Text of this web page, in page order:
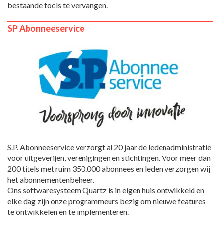
bestaande tools te vervangen.
SP Abonneeservice
S.P. Abonneeservice verzorgt al 20 jaar de ledenadministratie
voor uitgeverijen, verenigingen en stichtingen. Voor meer dan
200 titels met ruim 350.000 abonnees en leden verzorgen wij
het abonnementenbeheer.
Ons softwaresysteem Quartz is in eigen huis ontwikkeld en
elke dag zijn onze programmeurs bezig om nieuwe features
te ontwikkelen en te implementeren.